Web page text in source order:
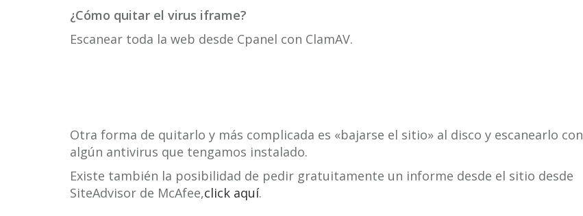
¿Cómo quitar el virus iframe?
Escanear toda la web desde Cpanel con ClamAV.
Otra forma de quitarlo y más complicada es «bajarse el sitio» al disco y escanearlo con
algún antivirus que tengamos instalado.
Existe también la posibilidad de pedir gratuitamente un informe desde el sitio desde
SiteAdvisor de McAfee,click aquí.